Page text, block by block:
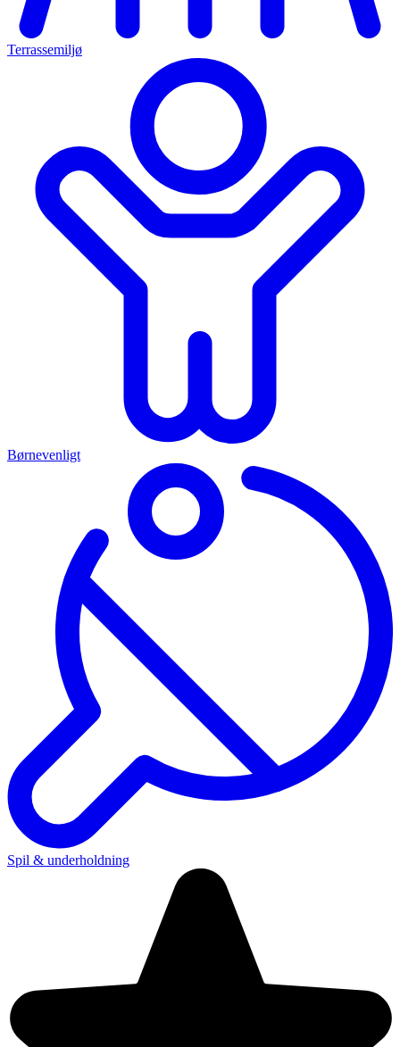
Terrassemiljø
Børnevenligt
Spil & underholdning